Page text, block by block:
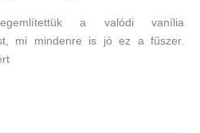
a valódi vanília
mi mindenre is jó ez a fűszer.